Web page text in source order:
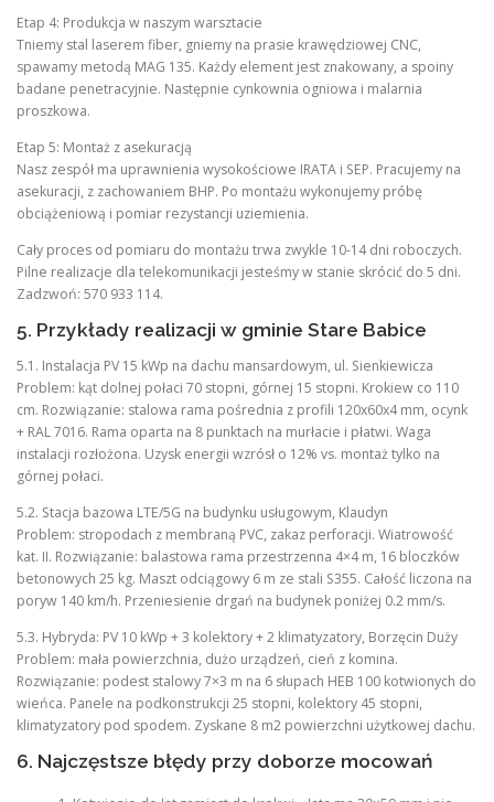
Etap 4: Produkcja w naszym warsztacie
Tniemy stal laserem fiber, gniemy na prasie krawędziowej CNC,
spawamy metodą MAG 135. Każdy element jest znakowany, a spoiny
badane penetracyjnie. Następnie cynkownia ogniowa i malarnia
proszkowa.
Etap 5: Montaż z asekuracją
Nasz zespół ma uprawnienia wysokościowe IRATA i SEP. Pracujemy na
asekuracji, z zachowaniem BHP. Po montażu wykonujemy próbę
obciążeniową i pomiar rezystancji uziemienia.
Cały proces od pomiaru do montażu trwa zwykle 10-14 dni roboczych.
Pilne realizacje dla telekomunikacji jesteśmy w stanie skrócić do 5 dni.
Zadzwoń: 570 933 114.
5. Przykłady realizacji w gminie Stare Babice
5.1. Instalacja PV 15 kWp na dachu mansardowym, ul. Sienkiewicza
Problem: kąt dolnej połaci 70 stopni, górnej 15 stopni. Krokiew co 110
cm. Rozwiązanie: stalowa rama pośrednia z profili 120x60x4 mm, ocynk
+ RAL 7016. Rama oparta na 8 punktach na murłacie i płatwi. Waga
instalacji rozłożona. Uzysk energii wzrósł o 12% vs. montaż tylko na
górnej połaci.
5.2. Stacja bazowa LTE/5G na budynku usługowym, Klaudyn
Problem: stropodach z membraną PVC, zakaz perforacji. Wiatrowość
kat. II. Rozwiązanie: balastowa rama przestrzenna 4×4 m, 16 bloczków
betonowych 25 kg. Maszt odciągowy 6 m ze stali S355. Całość liczona na
poryw 140 km/h. Przeniesienie drgań na budynek poniżej 0.2 mm/s.
5.3. Hybryda: PV 10 kWp + 3 kolektory + 2 klimatyzatory, Borzęcin Duży
Problem: mała powierzchnia, dużo urządzeń, cień z komina.
Rozwiązanie: podest stalowy 7×3 m na 6 słupach HEB 100 kotwionych do
wieńca. Panele na podkonstrukcji 25 stopni, kolektory 45 stopni,
klimatyzatory pod spodem. Zyskane 8 m2 powierzchni użytkowej dachu.
6. Najczęstsze błędy przy doborze mocowań